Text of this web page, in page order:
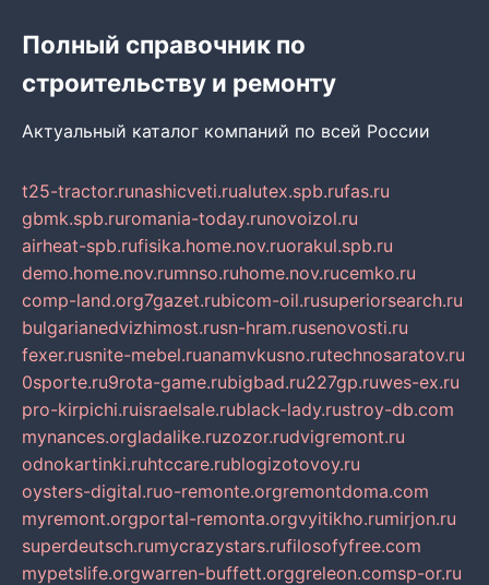
Полный справочник по
строительству и ремонту
Актуальный каталог компаний по всей России
t25-tractor.runashicveti.rualutex.spb.rufas.ru
gbmk.spb.ruromania-today.runovoizol.ru
airheat-spb.rufisika.home.nov.ruorakul.spb.ru
demo.home.nov.rumnso.ruhome.nov.rucemko.ru
comp-land.org7gazet.rubicom-oil.rusuperiorsearch.ru
bulgarianedvizhimost.rusn-hram.rusenovosti.ru
fexer.rusnite-mebel.ruanamvkusno.rutechnosaratov.ru
0sporte.ru9rota-game.rubigbad.ru227gp.ruwes-ex.ru
pro-kirpichi.ruisraelsale.rublack-lady.rustroy-db.com
mynances.orgladalike.ruzozor.rudvigremont.ru
odnokartinki.ruhtccare.rublogizotovoy.ru
oysters-digital.ruo-remonte.orgremontdoma.com
myremont.orgportal-remonta.orgvyitikho.rumirjon.ru
superdeutsch.rumycrazystars.rufilosofyfree.com
mypetslife.orgwarren-buffett.orggreleon.comsp-or.ru